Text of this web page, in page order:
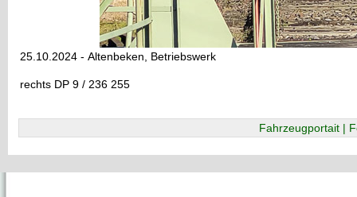
25.10.2024 - Altenbeken, Betriebswerk
rechts DP 9 / 236 255
Fahrzeugportait |